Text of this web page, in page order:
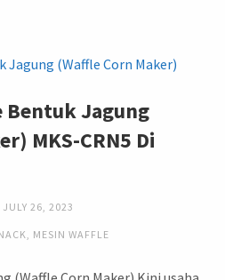
Bentuk Jagung
MKS-CRN5 Di
JULY 26, 2023
MESIN WAFFLE